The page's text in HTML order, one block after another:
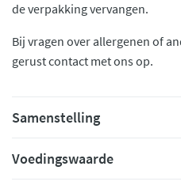
de verpakking vervangen.
Bij vragen over allergenen of
gerust contact met ons op.
Samenstelling
Voedingswaarde